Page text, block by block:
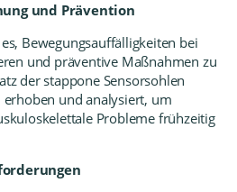
und Prävention
Bewegungsauffälligkeiten bei
und präventive Maßnahmen zu
derstappone Sensorsohlen
und analysiert, um
Probleme frühzeitig